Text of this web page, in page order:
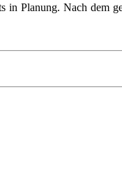
in Planung. Nach dem